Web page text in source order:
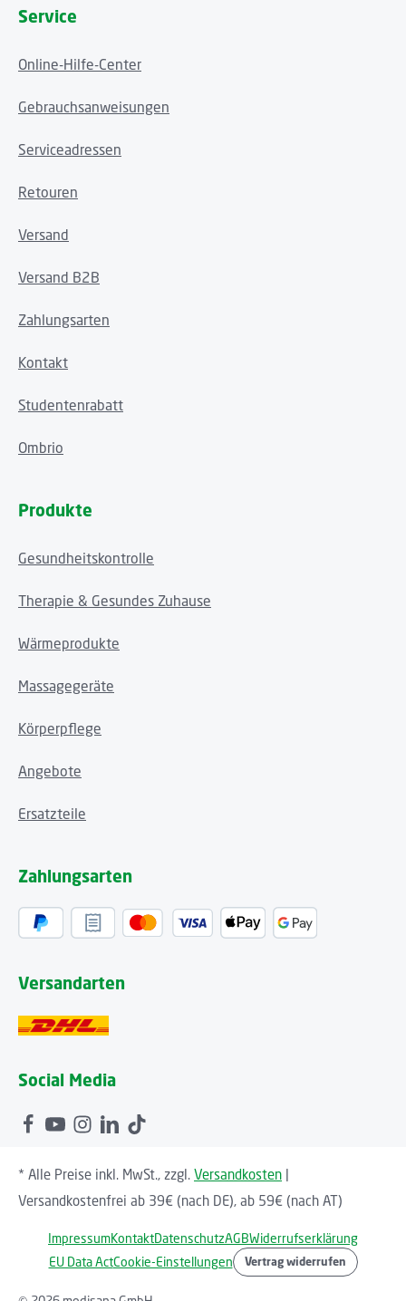
Service
Online-Hilfe-Center
Gebrauchsanweisungen
Serviceadressen
Retouren
Versand
Versand B2B
Zahlungsarten
Kontakt
Studentenrabatt
Ombrio
Produkte
Gesundheitskontrolle
Therapie & Gesundes Zuhause
Wärmeprodukte
Massagegeräte
Körperpflege
Angebote
Ersatzteile
Zahlungsarten
Versandarten
Social Media
* Alle Preise inkl. MwSt., zzgl. Versandkosten |
Versandkostenfrei ab 39€ (nach DE), ab 59€ (nach AT)
ImpressumKontaktDatenschutzAGBWiderrufserklärung
EU Data ActCookie-Einstellungen Vertrag widerrufen